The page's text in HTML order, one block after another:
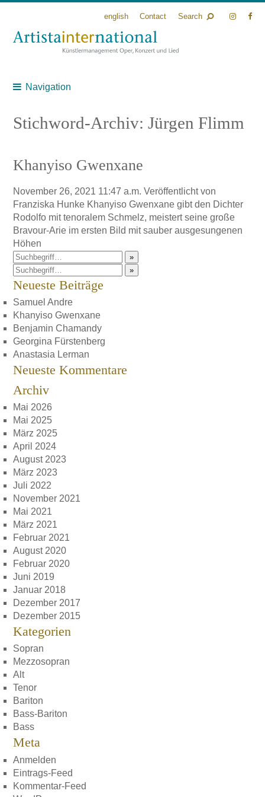
english Contact Search
Navigation
Stichword-Archiv: Jürgen Flimm
Khanyiso Gwenxane
November 26, 2021 11:47 a.m. Veröffentlicht von
Franziska Hunke Khanyiso Gwenxane gibt den Dichter
Rodolfo mit tenoralem Schmelz, meistert seine große
Bravour-Arie im ersten Bild mit sauber ausgesungenen
Höhen
»
»
Neueste Beiträge
Samuel Andre
Khanyiso Gwenxane
Benjamin Chamandy
Georgina Fürstenberg
Anastasia Lerman
Neueste Kommentare
Archiv
Mai 2026
Mai 2025
März 2025
April 2024
August 2023
März 2023
Juli 2022
November 2021
Mai 2021
März 2021
Februar 2021
August 2020
Februar 2020
Juni 2019
Januar 2018
Dezember 2017
Dezember 2015
Kategorien
Sopran
Mezzosopran
Alt
Tenor
Bariton
Bass-Bariton
Bass
Meta
Anmelden
Eintrags-Feed
Kommentar-Feed